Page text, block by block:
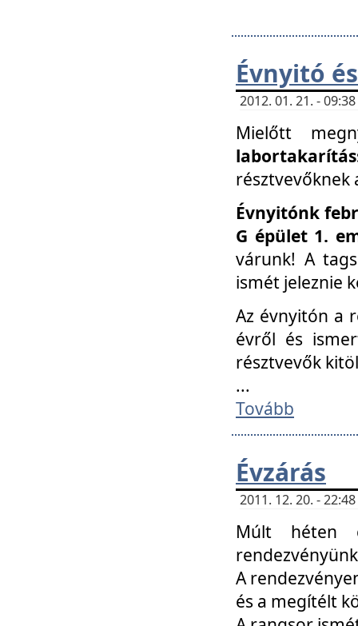
Évnyitó
2012. 01. 21. -
Mielőtt
labortakarítás
résztvevőknek
Évnyitónk
G épület 1.
várunk! A
ismét jeleznie
Az évnyitón a
évről és
résztvevők
...
Tovább
Évzárás
2011. 12. 20. -
Múlt héten
A
és a megítélt